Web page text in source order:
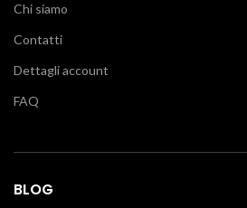
Chi siamo
Contatti
Dettagli account
FAQ
BLOG